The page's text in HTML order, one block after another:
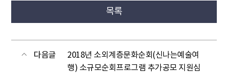
목록
다음글
2018년 소외계층문화순회(신나는예술여
행) 소규모순회프로그램 추가공모 지원심